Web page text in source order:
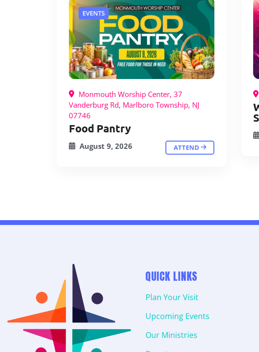
EVENTS
Monmouth Worship Center, 37
Vanderburg Rd, Marlboro Township, NJ
07746
Food Pantry
August 9, 2026 ATTEND
QUICK LINKS
Plan Your Visit
Upcoming Events
Our Ministries